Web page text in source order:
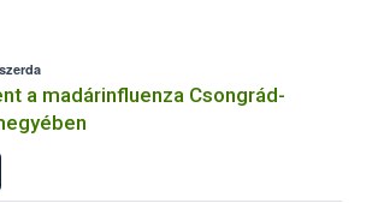
a madárinfluenza Csongrád-